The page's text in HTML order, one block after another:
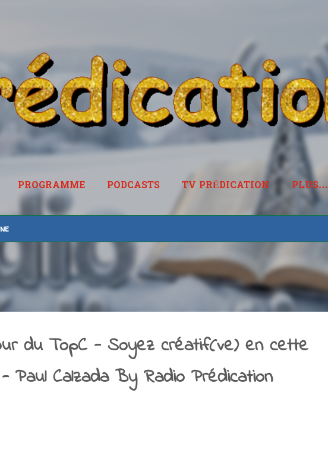
PROGRAMME PODCASTS TV PRÉDICATION PLUS…
RADIOPREDICATION.FR
du TopC - Soyez créatif(ve) en cette
Paul Calzada By Radio Prédication